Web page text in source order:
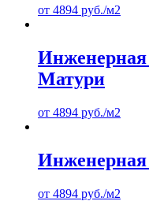
от 4894 руб./м2
Инженерная
Матури
от 4894 руб./м2
Инженерная
от 4894 руб./м2